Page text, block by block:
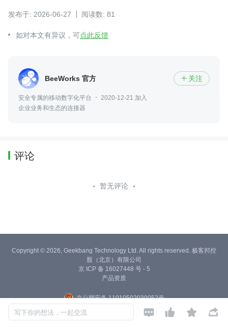
发布于: 2026-06-27 阅读数: 81
如对本文有异议，可点此反馈
BeeWorks 官方  关注
安全专属的移动数字化平台
2020-12-21 加入
企业业务和生态的连接器
评论
暂无评论
写下你的想法，一起交流    
Copyright © 2026, Geekbang Technology Ltd. All rights reserved. 极客邦控
股（北京）有限公司
京 ICP 备 16027448 号 - 5
产品资质
京公网安备 11010502039052号